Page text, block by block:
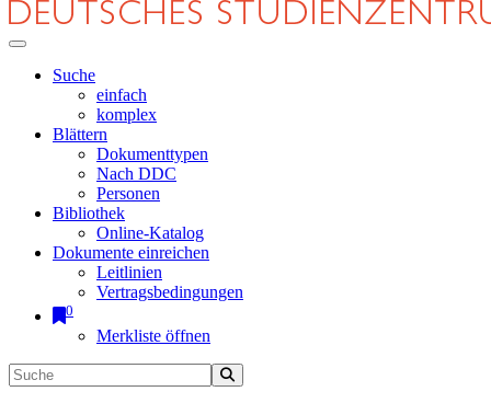
Suche
einfach
komplex
Blättern
Dokumenttypen
Nach DDC
Personen
Bibliothek
Online-Katalog
Dokumente einreichen
Leitlinien
Vertragsbedingungen
0
Merkliste öffnen